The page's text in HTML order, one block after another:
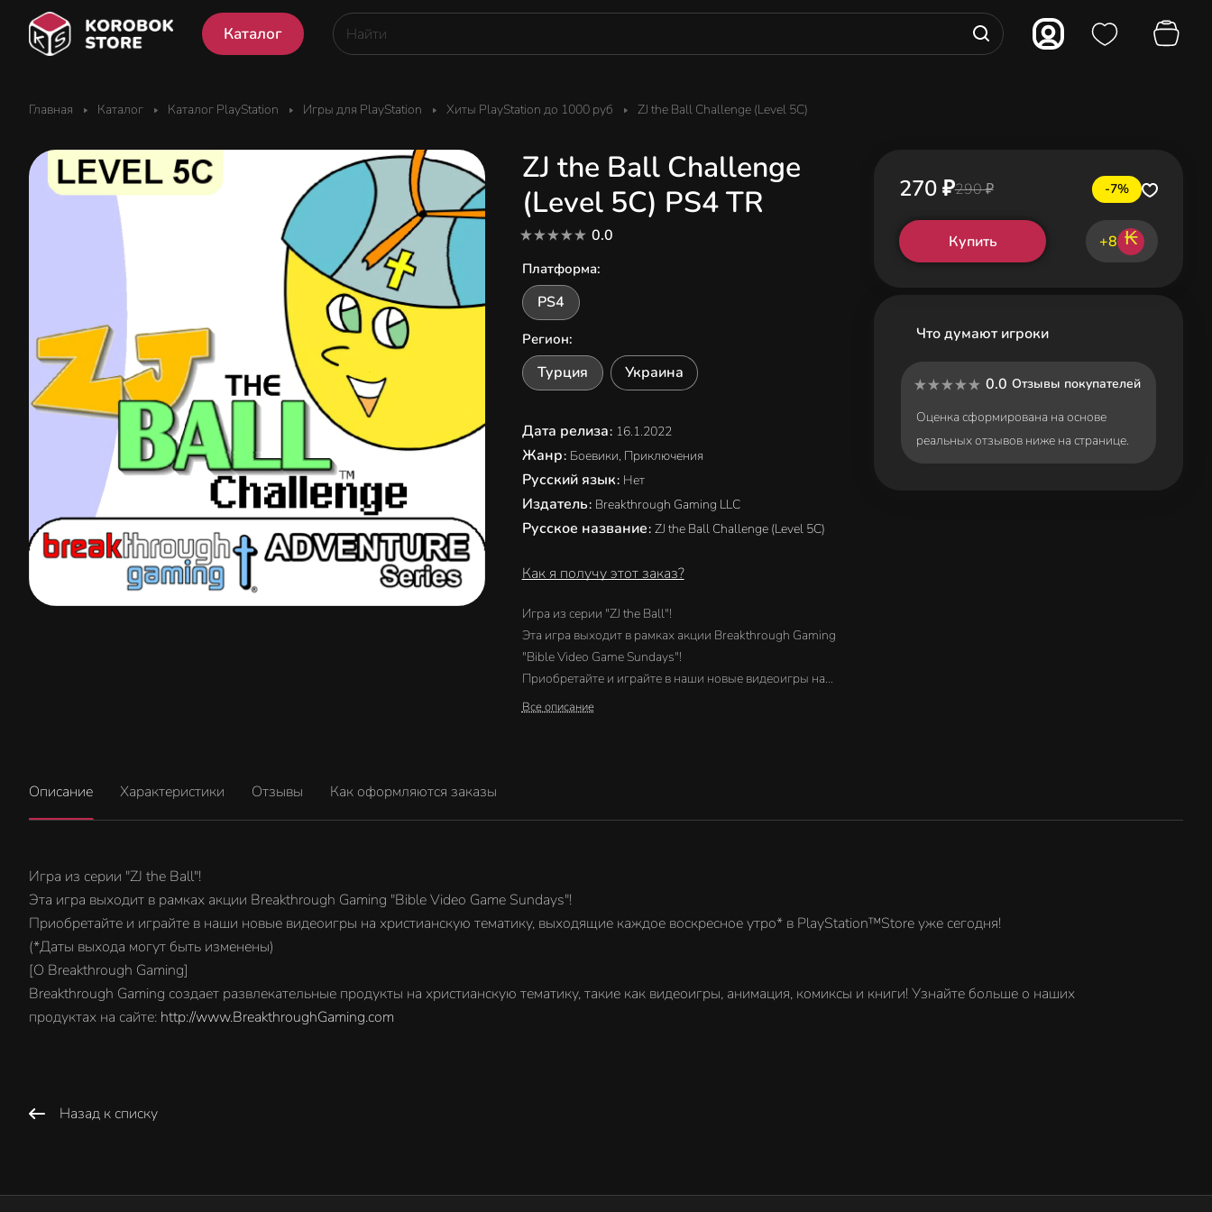
Каталог
Главная Каталог Каталог PlayStation Игры для PlayStation Хиты PlayStation до 1000 руб ZJ the Ball Challenge (Level 5C)
ZJ the Ball Challenge
(Level 5C) PS4 TR
0.0
Платформа:
PS4
Регион:
Турция Украина
Дата релиза: 16.1.2022
Жанр: Боевики, Приключения
Русский язык: Нет
Издатель: Breakthrough Gaming LLC
Русское название: ZJ the Ball Challenge (Level 5C)
Как я получу этот заказ?
Игра из серии "ZJ the Ball"!
Эта игра выходит в рамках акции Breakthrough Gaming
"Bible Video Game Sundays"!
Приобретайте и играйте в наши новые видеоигры на
христианскую тематику, выходящие каждое
Все описание
270 ₽290 ₽ -7%
Купить +8 ₭
Что думают игроки
0.0 Отзывы покупателей
Оценка сформирована на основе
реальных отзывов ниже на странице.
Описание Характеристики Отзывы Как оформляются заказы
Игра из серии "ZJ the Ball"!
Эта игра выходит в рамках акции Breakthrough Gaming "Bible Video Game Sundays"!
Приобретайте и играйте в наши новые видеоигры на христианскую тематику, выходящие каждое воскресное утро* в PlayStation™Store уже сегодня!
(*Даты выхода могут быть изменены)
[О Breakthrough Gaming]
Breakthrough Gaming создает развлекательные продукты на христианскую тематику, такие как видеоигры, анимация, комиксы и книги! Узнайте больше о наших
продуктах на сайте: http://www.BreakthroughGaming.com
Назад к списку